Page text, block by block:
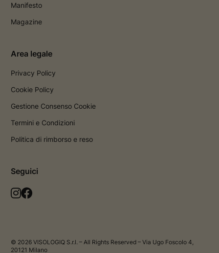
Manifesto
Magazine
Area legale
Privacy Policy
Cookie Policy
Gestione Consenso Cookie
Termini e Condizioni
Politica di rimborso e reso
Seguici
L
a
g g
© 2026 VISOLOGIQ S.r.l. – All Rights Reserved – Via Ugo Foscolo 4,
20121 Milano